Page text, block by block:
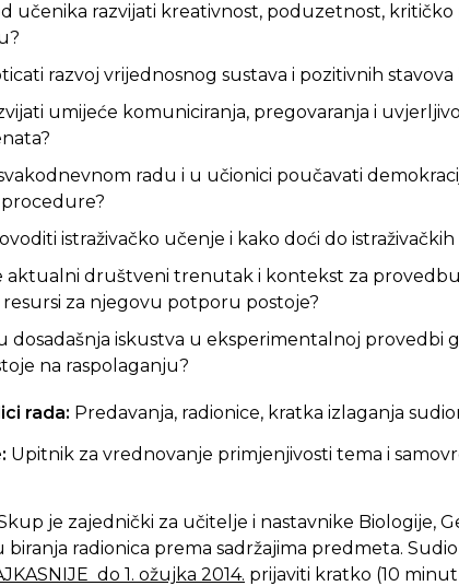
učenika razvijati kreativnost, poduzetnost,
razvoj vrijednosnog sustava i pozitivnih
umijeće komuniciranja, pregovaranja i
radu i u učionici poučavati
procedure?
istraživačko učenje i kako doći do istraživačkih
aktualni društveni trenutak i kontekst za provedbu
za njegovu potporu postoje?
dosadašnja iskustva u eksperimentalnoj provedbi
na raspolaganju?
rada: Predavanja, radionice, kratka izlaganja
Upitnik za vrednovanje primjenjivosti tema i
je zajednički za učitelje i nastavnike Biologije,
radionica prema sadržajima predmeta.
do 1. ožujka 2014. prijaviti kratko (10